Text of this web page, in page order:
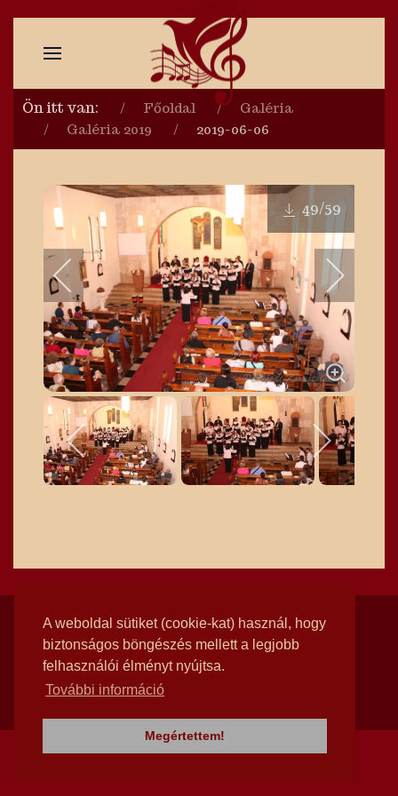
A weboldal sütiket (cookie-kat) használ, hogy
biztonságos böngészés mellett a legjobb
felhasználói élményt nyújtsa.
További információ
Megértettem!
Ön itt van: Főoldal
Galéria
Galéria 2019
2019-06-06
49/59
© 2026 Rotunda Kórus Alapítvány